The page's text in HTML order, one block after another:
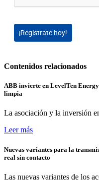
¡Regístrate hoy!
Contenidos relacionados
ABB invierte en LevelTen
limpia
La asociación y la inversión
Leer más
Nuevas variantes para la
real sin contacto
Las nuevas variantes de los